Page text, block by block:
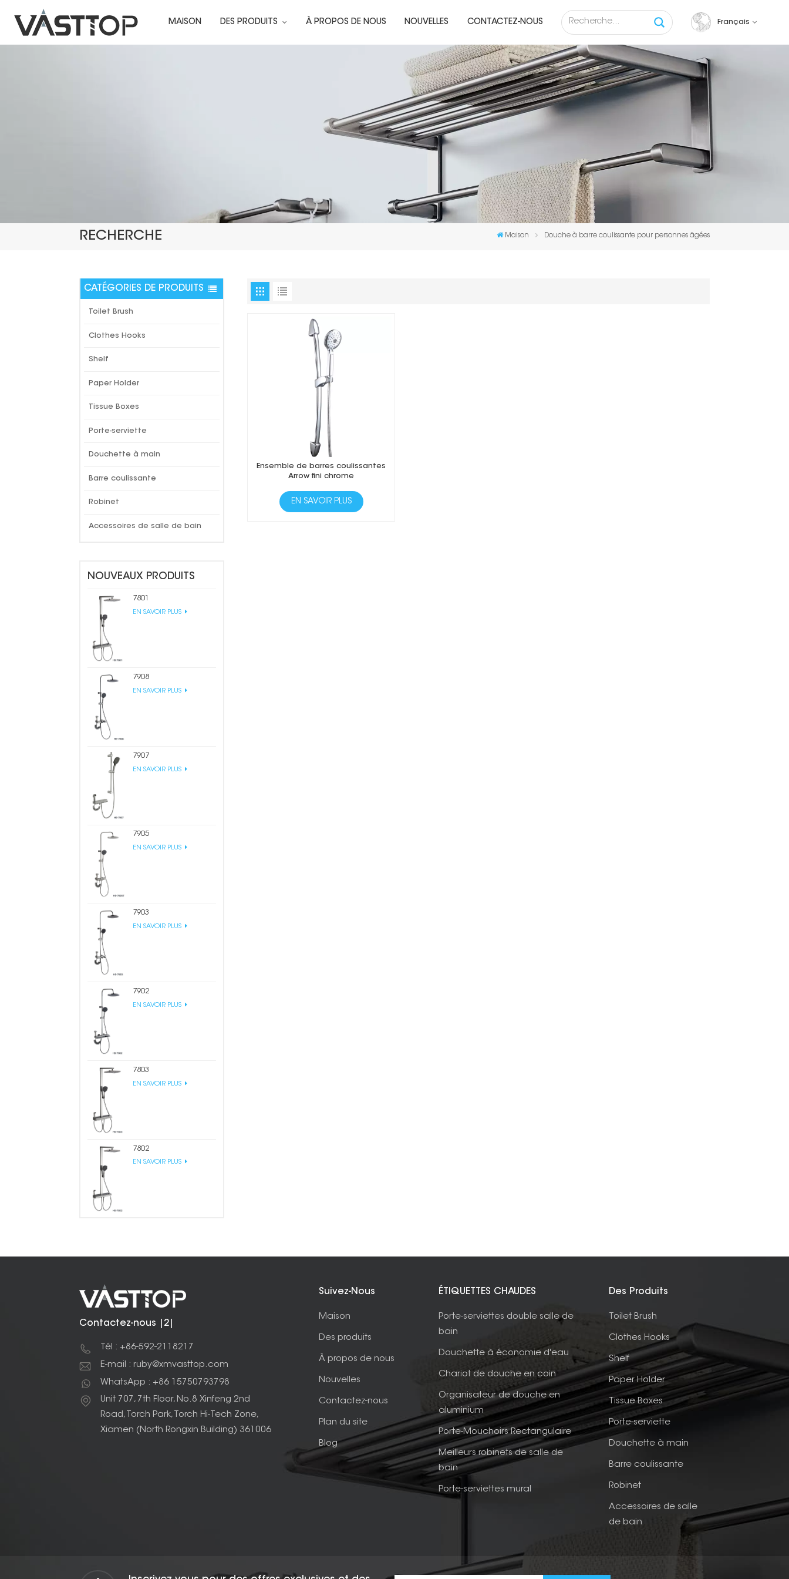
MAISON DES PRODUITS À PROPOS DE NOUS NOUVELLES CONTACTEZ-NOUS Français
English
français
русский
español
RECHERCHE Maison Douche à barre coulissante pour personnes âgées
CATÉGORIES DE PRODUITS
Toilet Brush
Clothes Hooks
Shelf
Paper Holder
Tissue Boxes
Porte-serviette
Douchette à main
Barre coulissante
Robinet
Accessoires de salle de bain
NOUVEAUX PRODUITS
7801
EN SAVOIR PLUS
7908
EN SAVOIR PLUS
7907
EN SAVOIR PLUS
7905
EN SAVOIR PLUS
7903
EN SAVOIR PLUS
7902
EN SAVOIR PLUS
7803
EN SAVOIR PLUS
7802
EN SAVOIR PLUS
Ensemble de barres coulissantes
Arrow fini chrome
EN SAVOIR PLUS
Contactez-nous |2|
Tél : +86-592-2118217
E-mail : ruby@xmvasttop.com
WhatsApp : +86 15750793798
Unit 707, 7th Floor, No.8 Xinfeng 2nd
Road, Torch Park, Torch Hi-Tech Zone,
Xiamen (North Rongxin Building) 361006
Suivez-Nous
Maison
Des produits
À propos de nous
Nouvelles
Contactez-nous
Plan du site
Blog
ÉTIQUETTES CHAUDES
Porte-serviettes double salle de
bain
Douchette à économie d'eau
Chariot de douche en coin
Organisateur de douche en
aluminium
Porte-Mouchoirs Rectangulaire
Meilleurs robinets de salle de
bain
Porte-serviettes mural
Des Produits
Toilet Brush
Clothes Hooks
Shelf
Paper Holder
Tissue Boxes
Porte-serviette
Douchette à main
Barre coulissante
Robinet
Accessoires de salle
de bain